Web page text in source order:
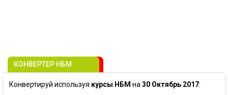
КОНВЕРТЕР НБМ
Конвертируй используя курсы НБМ на 30 Октябрь 2017: